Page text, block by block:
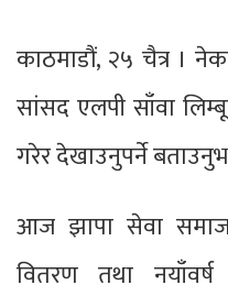
काठमाडौं, २५ चैत्र ।
सांसद एलपी साँवा
गरेर देखाउनुपर्ने
आज झापा सेवा समाजले
वितरण तथा